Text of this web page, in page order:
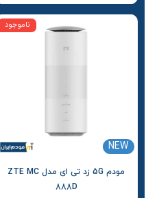
ناموجود
NEW
مودم 5G زد تی ای مدل ZTE MC
888D